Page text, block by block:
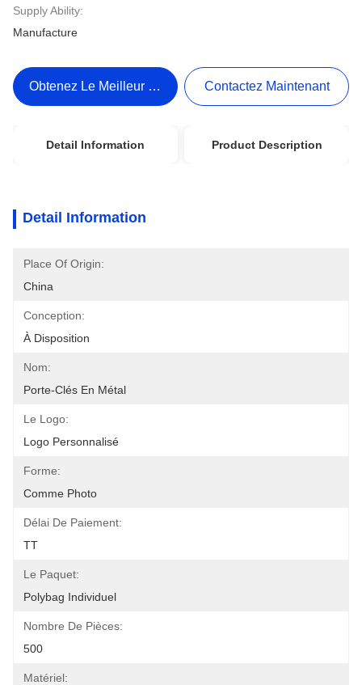
Supply Ability:
Manufacture
Obtenez Le Meilleur Prix Contactez Maintenant
Detail Information Product Description
Detail Information
Place Of Origin:
China
Conception:
À Disposition
Nom:
Porte-Clés En Métal
Le Logo:
Logo Personnalisé
Forme:
Comme Photo
Délai De Paiement:
TT
Le Paquet:
Polybag Individuel
Nombre De Pièces:
500
Matériel: